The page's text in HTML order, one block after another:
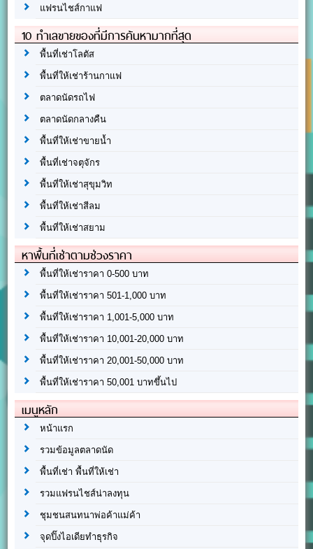
แฟรนไชส์กาแฟ
10 ทำเลขายของที่มีการค้นหามากที่สุด
พื้นที่เช่าโลตัส
พื้นที่ให้เช่าร้านกาแฟ
ตลาดนัดรถไฟ
ตลาดนัดกลางคืน
พื้นที่ให้เช่าขายน้ำ
พื้นที่เช่าจตุจักร
พื้นที่ให้เช่าสุขุมวิท
พื้นที่ให้เช่าสีลม
พื้นที่ให้เช่าสยาม
หาพื้นที่เช่าตามช่วงราคา
พื้นที่ให้เช่าราคา 0-500 บาท
พื้นที่ให้เช่าราคา 501-1,000 บาท
พื้นที่ให้เช่าราคา 1,001-5,000 บาท
พื้นที่ให้เช่าราคา 10,001-20,000 บาท
พื้นที่ให้เช่าราคา 20,001-50,000 บาท
พื้นที่ให้เช่าราคา 50,001 บาทขึ้นไป
เมนูหลัก
หน้าแรก
รวมข้อมูลตลาดนัด
พื้นที่เช่า พื้นที่ให้เช่า
รวมแฟรนไชส์น่าลงทุน
ชุมชนสนทนาพ่อค้าแม่ค้า
จุดปิ๊งไอเดียทำธุรกิจ